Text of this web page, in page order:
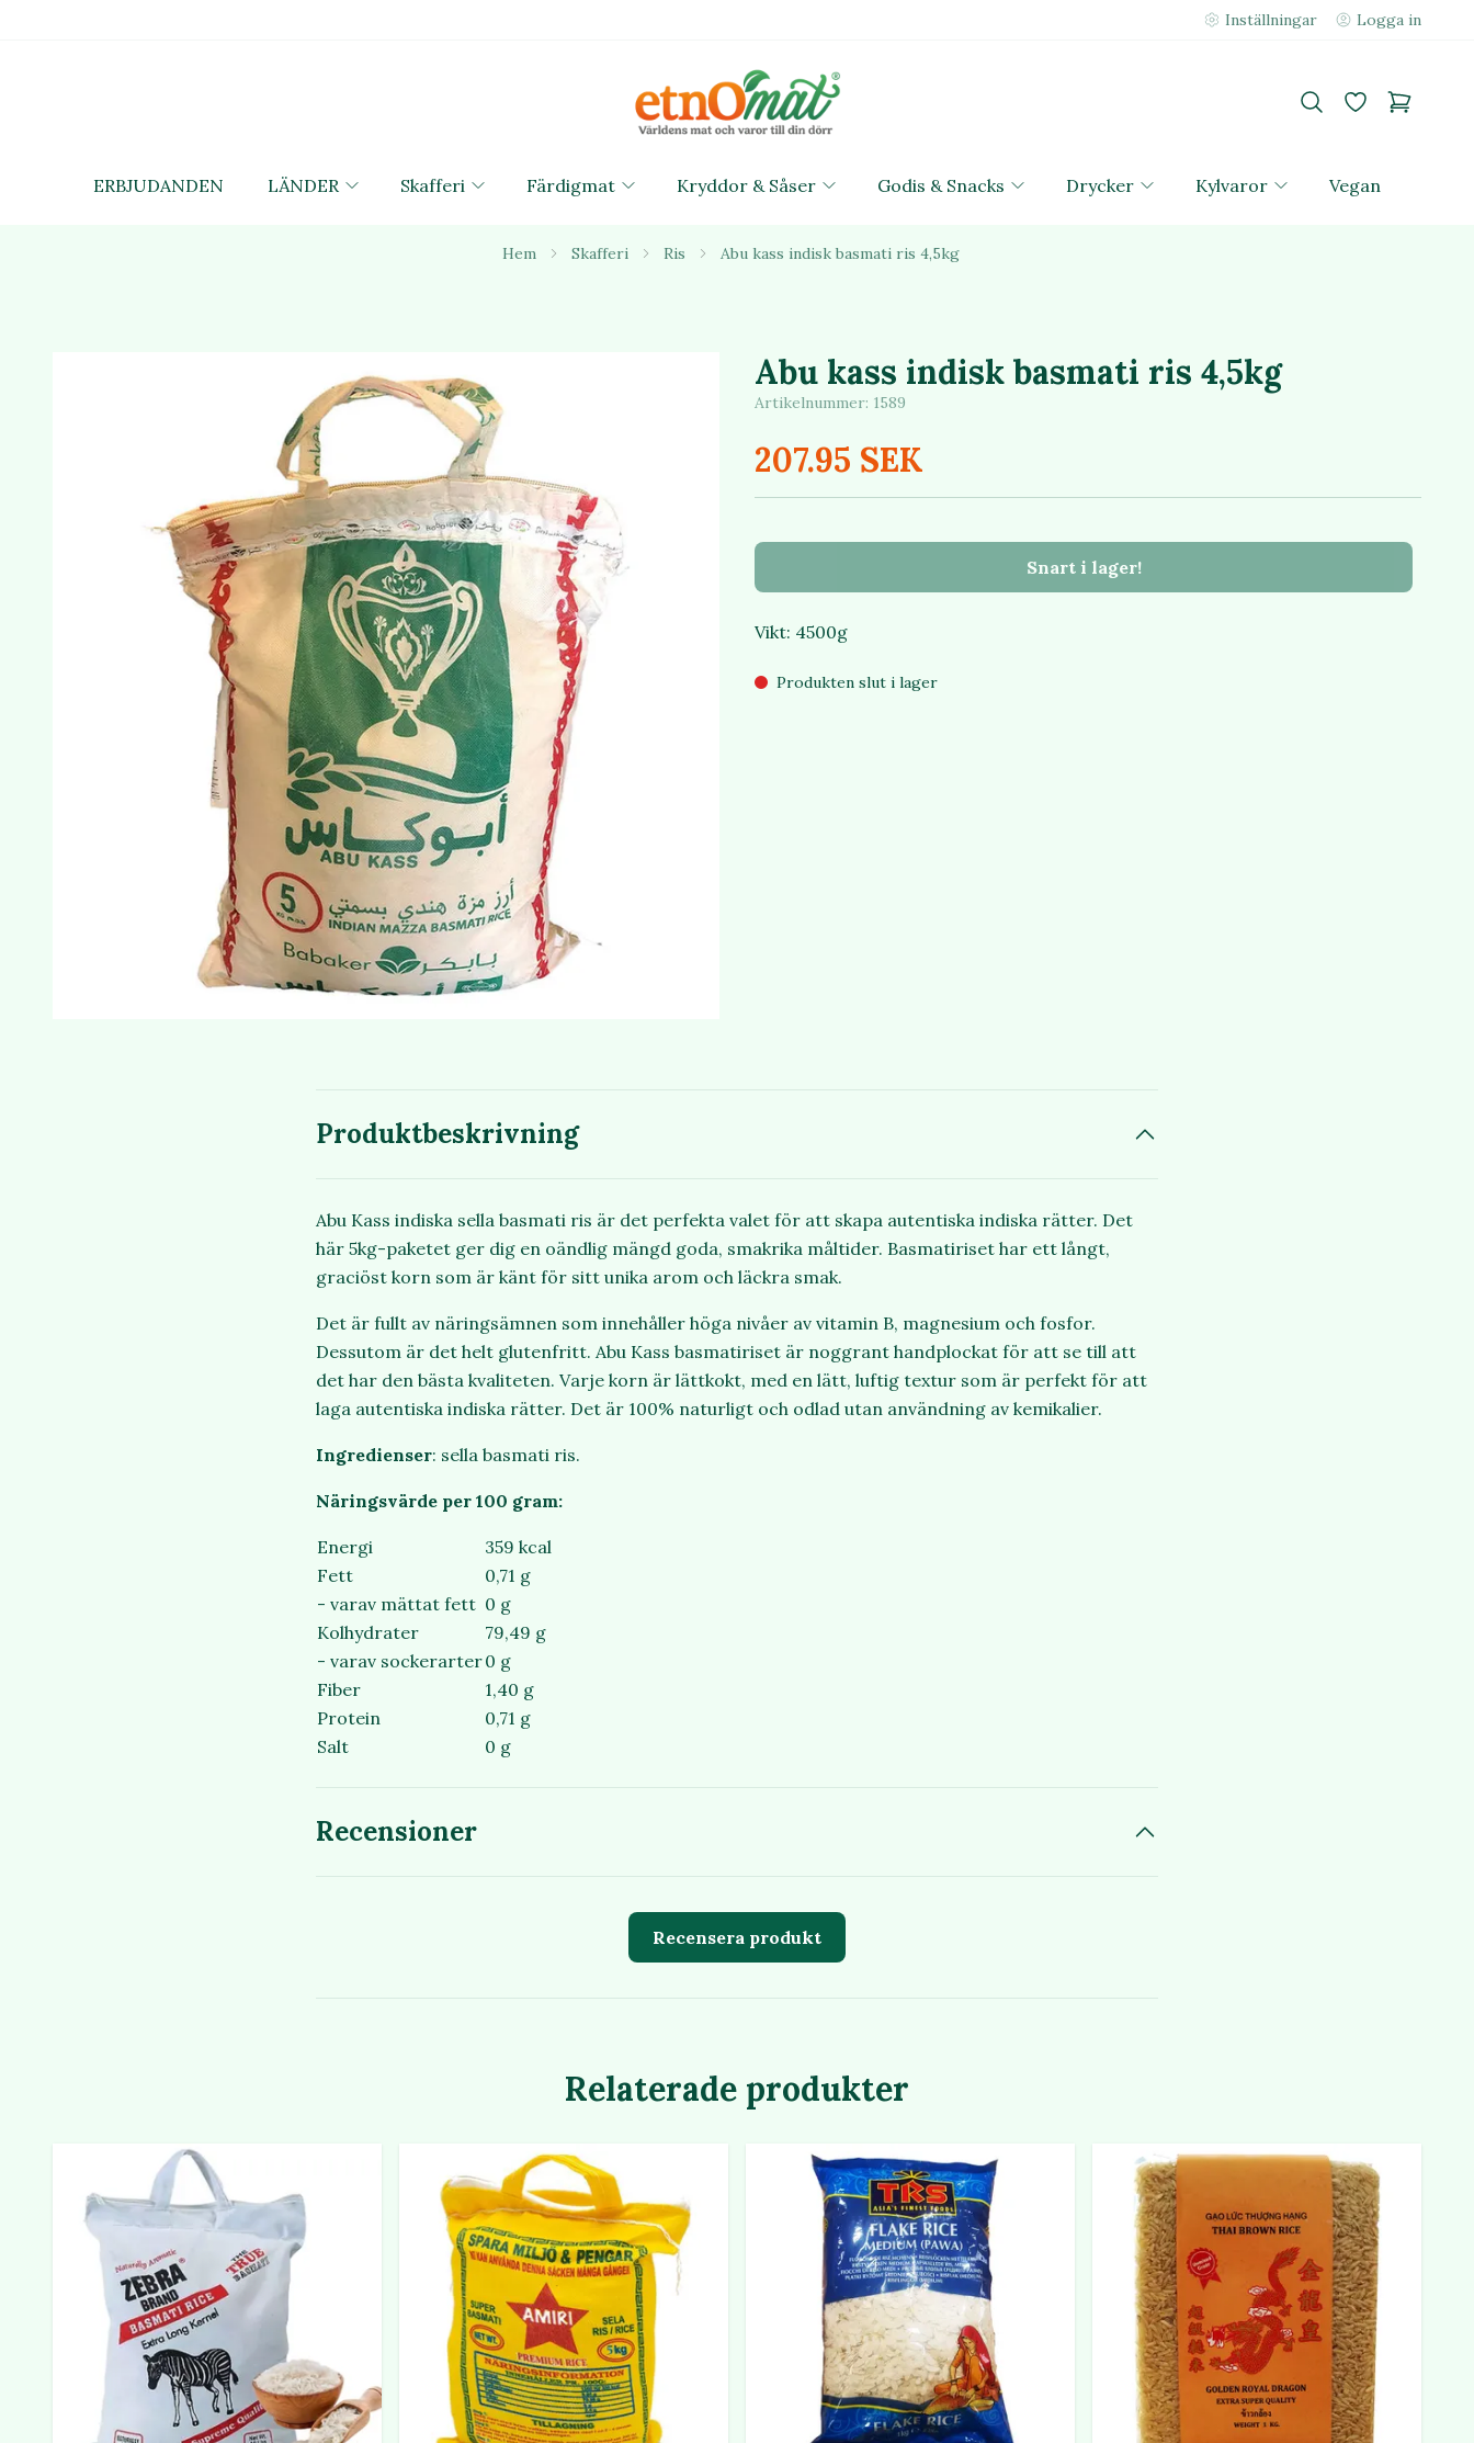
Inställningar Logga in
ERBJUDANDEN LÄNDER Skafferi Färdigmat Kryddor & Såser Godis & Snacks Drycker Kylvaror Vegan
Hem Skafferi Ris Abu kass indisk basmati ris 4,5kg
Abu kass indisk basmati ris 4,5kg
Artikelnummer: 1589
207.95 SEK
Snart i lager!
Vikt: 4500g
Produkten slut i lager
Produktbeskrivning
Abu Kass indiska sella basmati ris är det perfekta valet för att skapa autentiska indiska rätter. Det
här 5kg-paketet ger dig en oändlig mängd goda, smakrika måltider. Basmatiriset har ett långt,
graciöst korn som är känt för sitt unika arom och läckra smak.
Det är fullt av näringsämnen som innehåller höga nivåer av vitamin B, magnesium och fosfor.
Dessutom är det helt glutenfritt. Abu Kass basmatiriset är noggrant handplockat för att se till att
det har den bästa kvaliteten. Varje korn är lättkokt, med en lätt, luftig textur som är perfekt för att
laga autentiska indiska rätter. Det är 100% naturligt och odlad utan användning av kemikalier.
Ingredienser: sella basmati ris.
Näringsvärde per 100 gram:
Energi
359 kcal
Fett
0,71 g
- varav mättat fett 0 g
Kolhydrater
79,49 g
- varav sockerarter0 g
Fiber
1,40 g
Protein
0,71 g
Salt
0 g
Recensioner
Recensera produkt
Relaterade produkter